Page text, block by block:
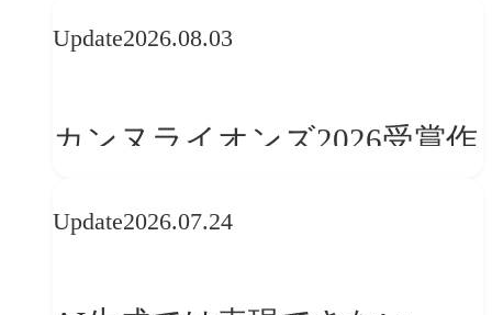
Update2026.08.03
カンヌライオンズ2026受賞作
──「優れたブランド体験」
Update2026.07.24